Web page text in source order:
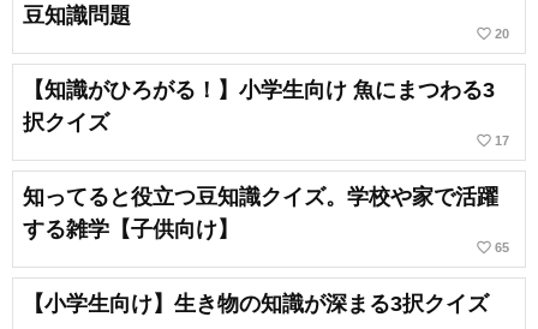
豆知識問題
favorite_border 20
【知識がひろがる！】小学生向け 魚にまつわる3
択クイズ
favorite_border 17
知ってると役立つ豆知識クイズ。学校や家で活躍
する雑学【子供向け】
favorite_border 65
【小学生向け】生き物の知識が深まる3択クイズ